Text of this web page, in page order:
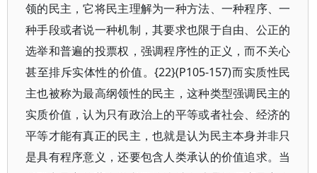
领的民主，它将民主理解为一种方法、一种程序、一
种手段或者说一种机制，其要求也限于自由、公正的
选举和普遍的投票权，强调程序性的正义，而不关心
甚至排斥实体性的价值。{22}(P105-157)而实质性民
主也被称为最高纲领性的民主，这种类型强调民主的
实质价值，认为只有政治上的平等或者社会、经济的
平等才能有真正的民主，也就是认为民主本身并非只
是具有程序意义，还要包含人类承认的价值追求。当